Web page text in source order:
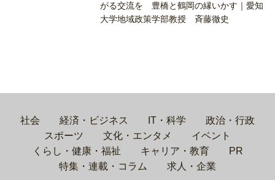
がる交流を 豊橋と鶴岡の縁いかす｜愛知
大学地域政策学部教授 斉藤徹史
社会 経済・ビジネス IT・科学
政治・行政
スポーツ
文化・エンタメ
イベント
くらし・健康・福祉
キャリア・教育
PR
特集・連載・コラム
求人・企業